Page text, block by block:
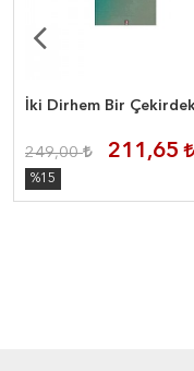
İki Dirhem Bir
249,00 211,65
%15